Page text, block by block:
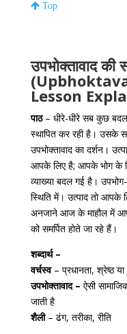
Top
उपभोक्तावाद की
Lesson
पाठ– धीरे-धीरे सब कुछ
स्थापित कर रही है। उसके
उपभोक्तावाद का दर्शन।
आपके लिए है; आपके भोग के
व्याख्या बदल गई है।
स्थिति में। उत्पाद तो
अनजाने आज के माहौल में
को समर्पित होते जा रहे हैं।
शब्दार्थ –
वर्चस्व – प्रधानता, श्रेष्ठ
उपभोक्तावाद – ऐसी
जाती है
शैली – ढंग, तरीका, रीति